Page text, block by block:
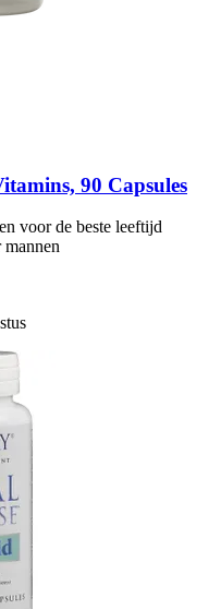
90 Capsules
voor de beste leeftijd
mannen